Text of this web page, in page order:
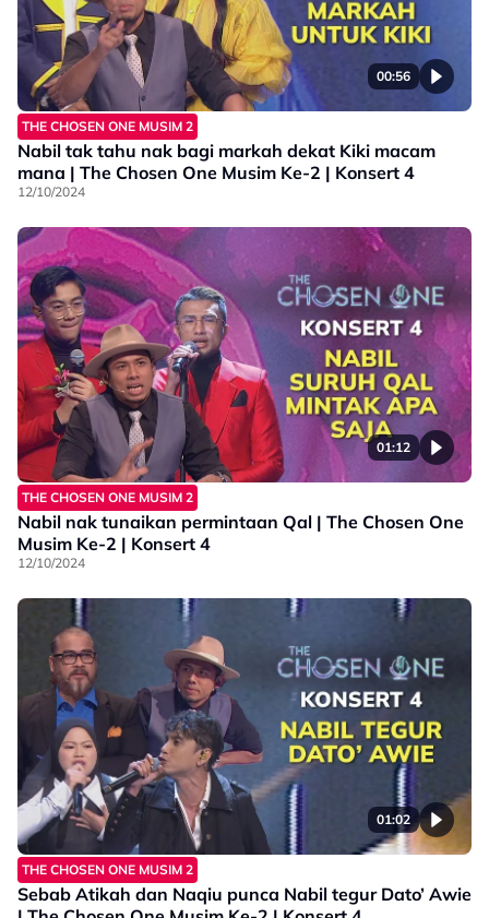
00:56
THE CHOSEN ONE MUSIM 2
Nabil tak tahu nak bagi markah dekat Kiki macam
mana | The Chosen One Musim Ke-2 | Konsert 4
12/10/2024
01:12
THE CHOSEN ONE MUSIM 2
Nabil nak tunaikan permintaan Qal | The Chosen One
Musim Ke-2 | Konsert 4
12/10/2024
01:02
THE CHOSEN ONE MUSIM 2
Sebab Atikah dan Naqiu punca Nabil tegur Dato’ Awie